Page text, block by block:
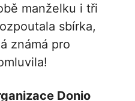
manželku i tři
sbírka,
známá pro
Donio